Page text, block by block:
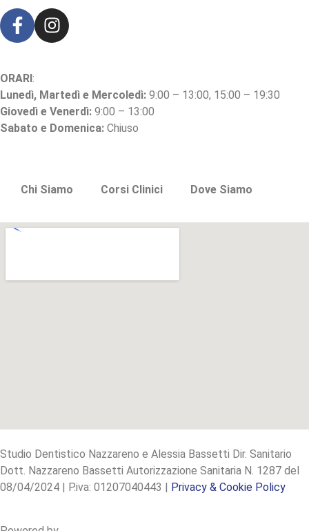
ORARI:
Lunedì, Martedì e Mercoledì: 9:00 – 13:00, 15:00 – 19:30
Giovedì e Venerdì: 9:00 – 13:00
Sabato e Domenica: Chiuso
Chi Siamo Corsi Clinici Dove Siamo
Studio Dentistico Nazzareno e Alessia Bassetti Dir. Sanitario
Dott. Nazzareno Bassetti Autorizzazione Sanitaria N. 1287 del
08/04/2024 | P.iva: 01207040443 |
Privacy & Cookie Policy